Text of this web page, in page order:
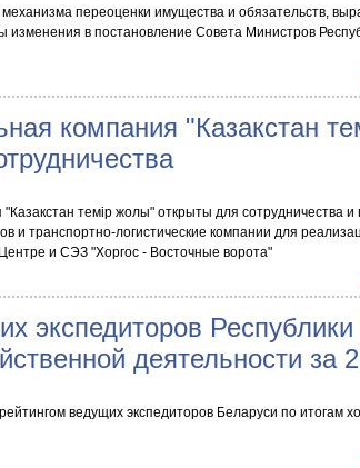
переоценки имущества и обязательств,
изменения в постановление Совета Министров
компания "Казакстан
темiр жолы" открыты для сотрудничества
и транспортно-логистические компании для
и СЭЗ "Хоргос - Восточные ворота"
экспедиторов
деятельности за
ведущих экспедиторов Беларуси по итогам